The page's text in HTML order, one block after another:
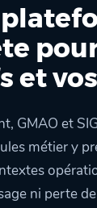
et
GMAO et
métier y
ni perte